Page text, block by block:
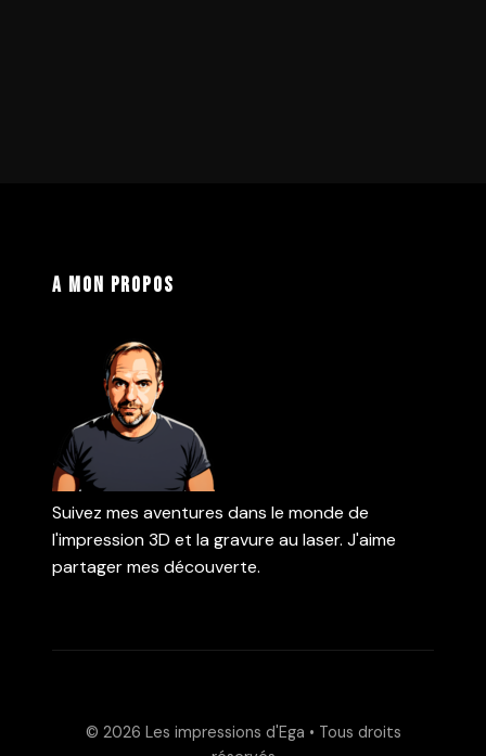
A mon propos
Suivez mes aventures dans le monde de
l'impression 3D et la gravure au laser. J'aime
partager mes découverte.
© 2026 Les impressions d'Ega • Tous droits